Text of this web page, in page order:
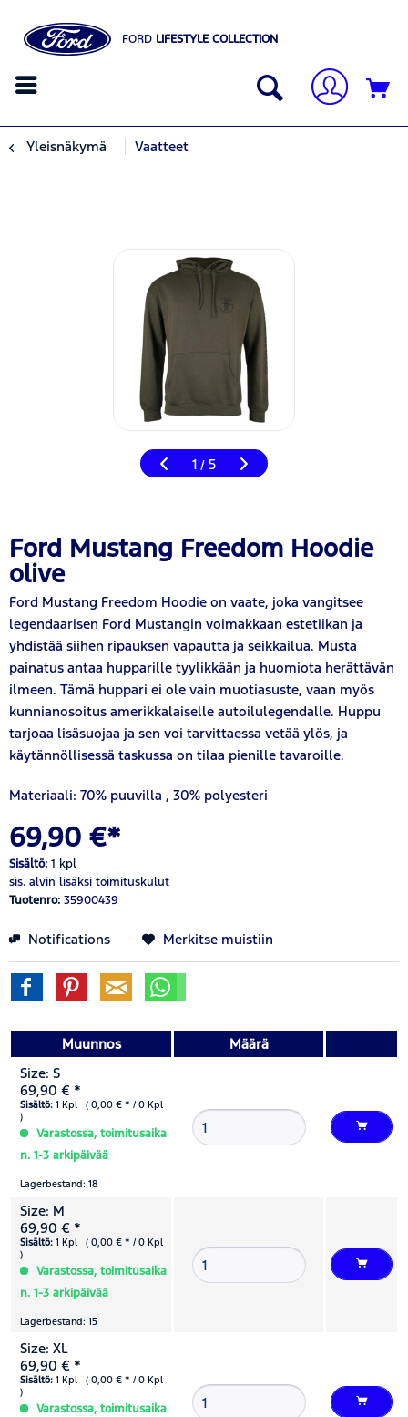
FORD LIFESTYLE COLLECTION
Yleisnäkymä Vaatteet
1 / 5
Ford Mustang Freedom Hoodie
olive
Ford Mustang Freedom Hoodie on vaate, joka vangitsee
legendaarisen Ford Mustangin voimakkaan estetiikan ja
yhdistää siihen ripauksen vapautta ja seikkailua. Musta
painatus antaa hupparille tyylikkään ja huomiota herättävän
ilmeen. Tämä huppari ei ole vain muotiasuste, vaan myös
kunnianosoitus amerikkalaiselle autoilulegendalle. Huppu
tarjoaa lisäsuojaa ja sen voi tarvittaessa vetää ylös, ja
käytännöllisessä taskussa on tilaa pienille tavaroille.
Materiaali: 70% puuvilla , 30% polyesteri
69,90 €*
Sisältö: 1 kpl
sis. alvin lisäksi toimituskulut
Tuotenro: 35900439
Notifications Merkitse muistiin
Muunnos
Määrä
Size: S
69,90 € *
Sisältö: 1 Kpl ( 0,00 € * / 0 Kpl
)
Varastossa, toimitusaika
n. 1-3 arkipäivää
Lagerbestand: 18
Size: M
69,90 € *
Sisältö: 1 Kpl ( 0,00 € * / 0 Kpl
)
Varastossa, toimitusaika
n. 1-3 arkipäivää
Lagerbestand: 15
Size: XL
69,90 € *
Sisältö: 1 Kpl ( 0,00 € * / 0 Kpl
)
Varastossa, toimitusaika